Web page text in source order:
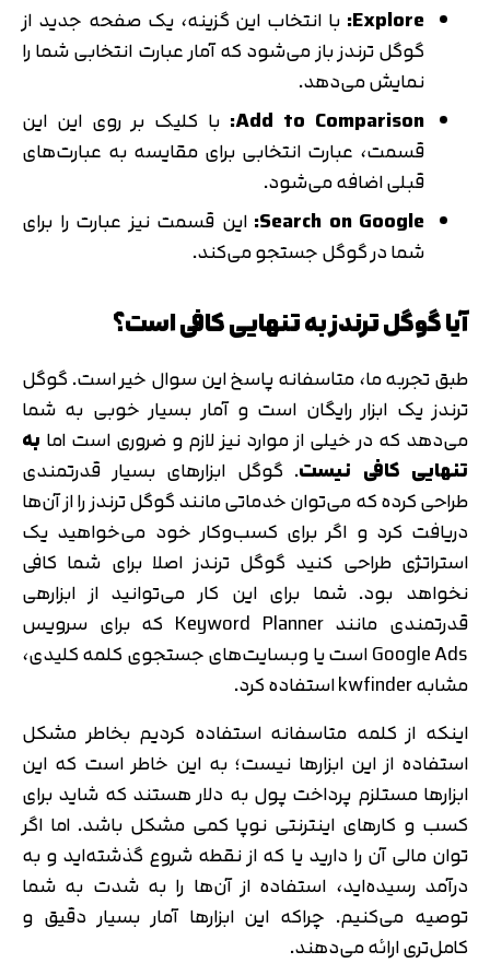
Explore
: با انتخاب این گزینه، یک صفحه جدید از
گوگل ترندز باز می‌شود که آمار عبارت انتخابی شما را
نمایش می‌دهد.
Add to Comparison
: با کلیک بر روی این این
قسمت، عبارت انتخابی برای مقایسه به عبارت‌های
قبلی اضافه می‌شود.
Search on Google
:این قسمت نیز عبارت را برای
شما در گوگل جستجو می‌کند.
آیا گوگل ترندز به تنهایی کافی است؟
طبق تجربه ما، متاسفانه پاسخ این سوال خیر است. گوگل
ترندز یک ابزار رایگان است و آمار بسیار خوبی به شما
می‌دهد که در خیلی از موارد نیز لازم و ضروری است اما به
تنهایی کافی نیست. گوگل ابزارهای بسیار قدرتمندی
طراحی کرده که می‌توان خدماتی مانند گوگل ترندز را از آن‌ها
دریافت کرد و اگر برای کسب‌وکار خود می‌خواهید یک
استراتژی طراحی کنید گوگل ترندز اصلا برای شما کافی
نخواهد بود. شما برای این کار می‌توانید از ابزارهی
قدرتمندی مانند Keyword Planner که برای سرویس
Google Ads است یا وبسایت‌های جستجوی کلمه کلیدی،
مشابه kwfinder استفاده کرد.
اینکه از کلمه متاسفانه استفاده کردیم بخاطر مشکل
استفاده از این ابزارها نیست؛ به این خاطر است که این
ابزارها مستلزم پرداخت پول به دلار هستند که شاید برای
کسب و کارهای اینترنتی نوپا کمی مشکل باشد. اما اگر
توان مالی آن را دارید یا که از نقطه شروع گذشته‌اید و به
درآمد رسیده‌اید، استفاده از آن‌ها را به شدت به شما
توصیه می‌کنیم. چراکه این ابزارها آمار بسیار دقیق و
کامل‌تری ارائه می‌دهند.